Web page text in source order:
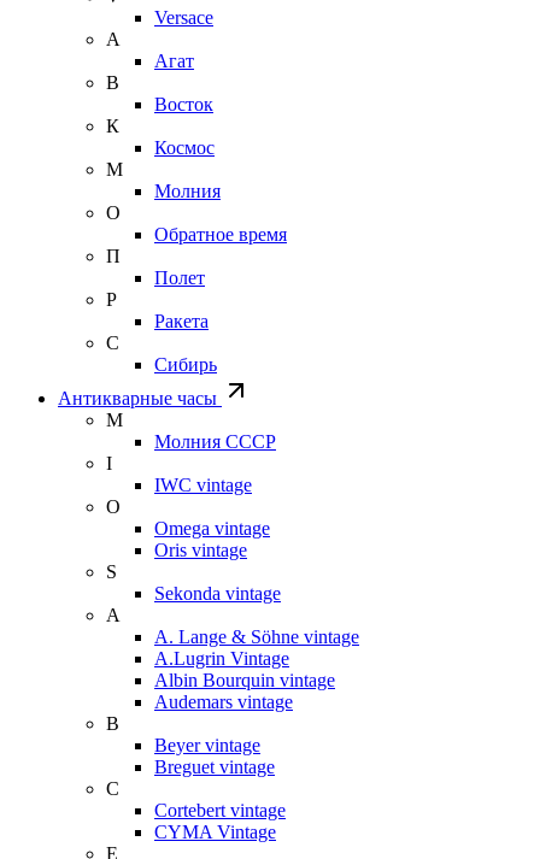
Versace
А
Агат
В
Восток
К
Космос
М
Молния
О
Обратное время
П
Полет
Р
Ракета
С
Сибирь
Антикварные часы
М
Молния СССР
I
IWC vintage
O
Omega vintage
Oris vintage
S
Sekonda vintage
A
A. Lange & Söhne vintage
A.Lugrin Vintage
Albin Bourquin vintage
Audemars vintage
B
Beyer vintage
Breguet vintage
C
Cortebert vintage
CYMA Vintage
E